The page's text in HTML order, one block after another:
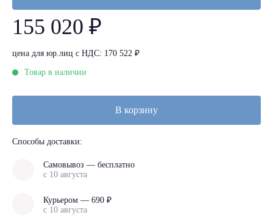
155 020 ₽
цена для юр.лиц с НДС: 170 522 ₽
Товар в наличии
В корзину
Способы доставки:
Самовывоз — бесплатно
с 10 августа
Курьером — 690 ₽
с 10 августа